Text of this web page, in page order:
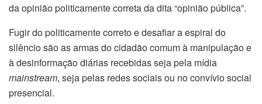
da opinião politicamente correta da dita “opinião pública”.
Fugir do politicamente correto e desafiar a espiral do
silêncio são as armas do cidadão comum à manipulação e
à desinformação diárias recebidas seja pela mídia
mainstream, seja pelas redes sociais ou no convívio social
presencial.